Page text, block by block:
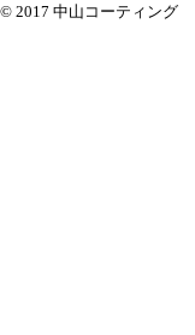
© 2017 中山コーティング